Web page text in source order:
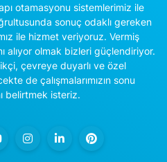
otamasyonu sistemlerimiz ile
sonuç odaklı gereken
ile hizmet veriyoruz. Vermiş
alıyor olmak bizleri güçlendiriyor.
çevreye duyarlı ve özel
de çalışmalarımızın sonu
belirtmek isteriz.